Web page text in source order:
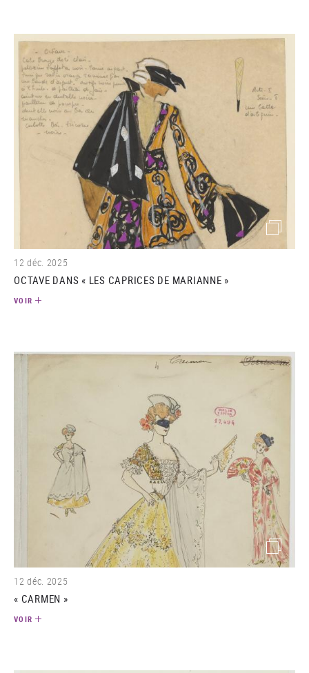
(image)
12 déc. 2025
OCTAVE DANS « LES CAPRICES DE MARIANNE »
VOIR
(image)
12 déc. 2025
« CARMEN »
VOIR